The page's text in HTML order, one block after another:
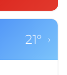
21° ›